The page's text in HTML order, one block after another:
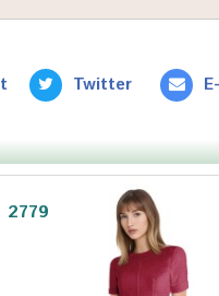
Twitter
2779